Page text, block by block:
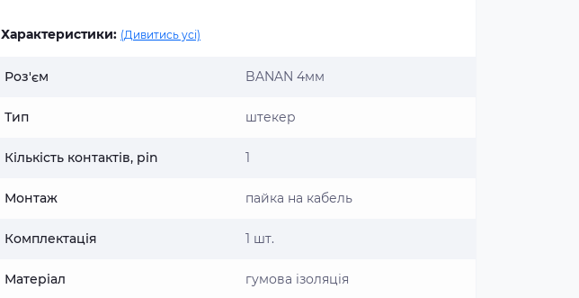
Характеристики: (Дивитись усі)
Роз'єм BANAN 4мм
Тип штекер
Кількість контактів, pin 1
Монтаж пайка на кабель
Комплектація 1 шт.
Матеріал гумова ізоляція